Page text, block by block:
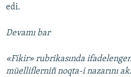
edi.
Devamı bar
«Fikir» rubrikasında
müelliflerniñ noqta-i nazarını